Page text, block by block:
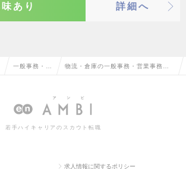
あり 詳細へ
一般事務・営 物流・倉庫の一般事務・営業事務の
若手ハイキャリアのスカウト転職
求人情報に関するポリシー